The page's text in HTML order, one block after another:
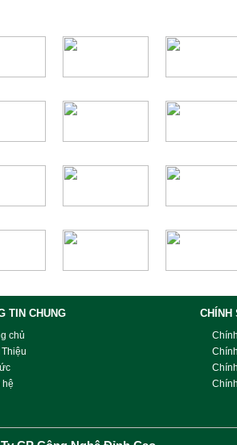
TIN CHUNG
chủ
hệ
CHÍNH